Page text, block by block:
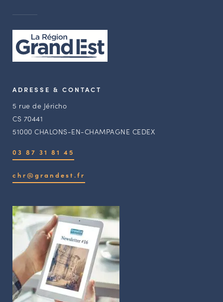
ADRESSE & CONTACT
5 rue de Jéricho
CS 70441
51000 CHALONS-EN-CHAMPAGNE CEDEX
03 87 31 81 45
chr@grandest.fr